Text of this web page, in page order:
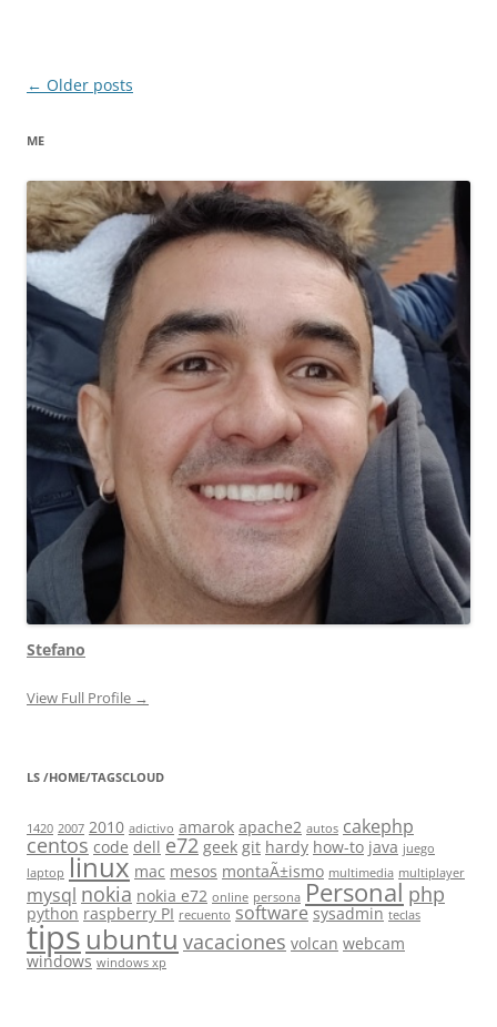
Post
← Older posts
ME
Stefano
View Full Profile →
LS /HOME/TAGSCLOUD
1420 2007 2010 adictivo amarok apache2 autos cakephp
centos code dell e72 geek git hardy how-to java juego
laptop linux mac mesos montaÃ±ismo multimedia multiplayer
mysql nokia nokia e72 online persona Personal php
python raspberry PI recuento software sysadmin teclas
tips ubuntu vacaciones volcan webcam
windows windows xp